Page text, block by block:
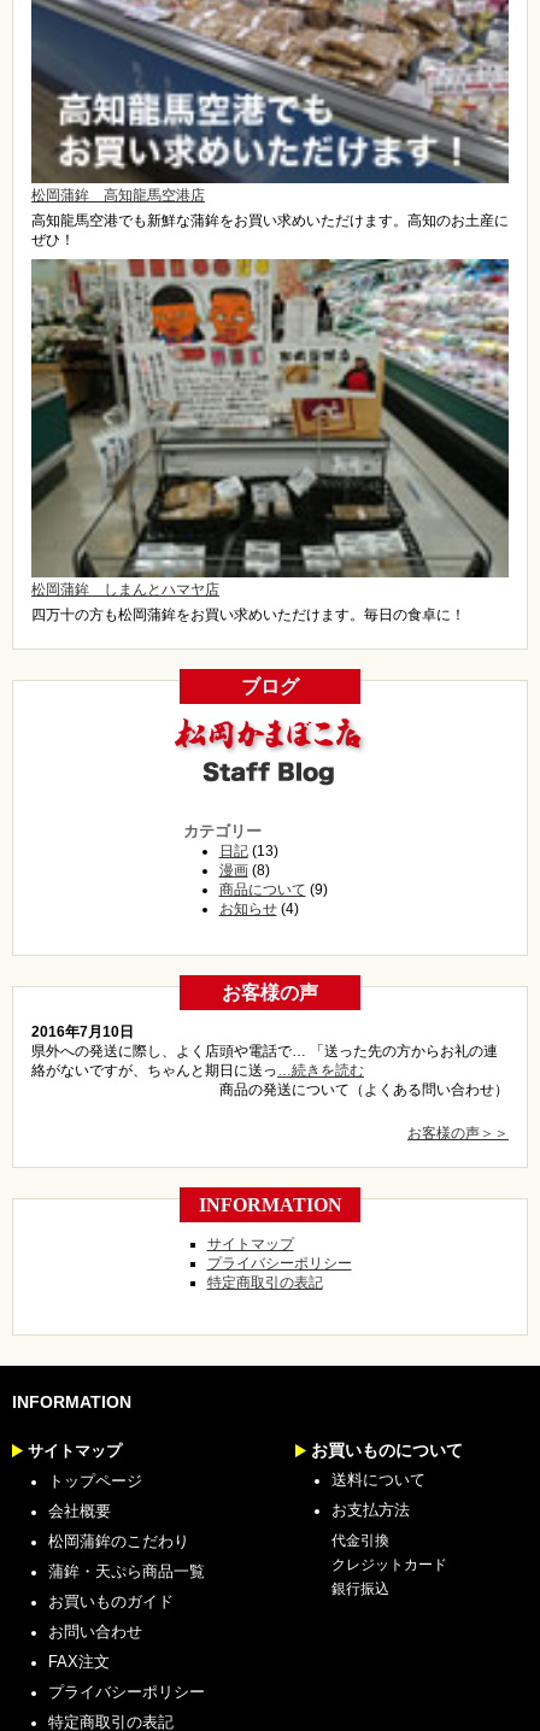
松岡蒲鉾 高知龍馬空港店
高知龍馬空港でも新鮮な蒲鉾をお買い求めいただけます。高知のお土産に
ぜひ！
松岡蒲鉾 しまんとハマヤ店
四万十の方も松岡蒲鉾をお買い求めいただけます。毎日の食卓に！
ブログ
カテゴリー
日記(13)
漫画(8)
商品について (9)
お知らせ(4)
お客様の声
2016年7月10日
県外への発送に際し、よく店頭や電話で… 「送った先の方からお礼の連
絡がないですが、ちゃんと期日に送っ…続きを読む
商品の発送について（よくある問い合わせ）
お客様の声＞＞
INFORMATION
サイトマップ
プライバシーポリシー
特定商取引の表記
INFORMATION
サイトマップ
トップページ
会社概要
松岡蒲鉾のこだわり
蒲鉾・天ぷら商品一覧
お買いものガイド
お問い合わせ
FAX注文
プライバシーポリシー
特定商取引の表記
お買いものについて
送料について
お支払方法
代金引換
クレジットカード
銀行振込